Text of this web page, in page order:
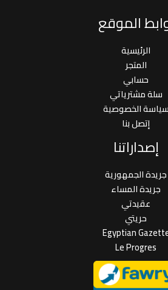
الموقع
الرئيسية
المتجر
حسابي
سلة مشترياتي
سياسة الخصوصية
إتصل بنا
إصداراتنا
جريدة الجمهورية
جريدة المساء
عقيدتي
حريتي
Egyptian
Le Progres